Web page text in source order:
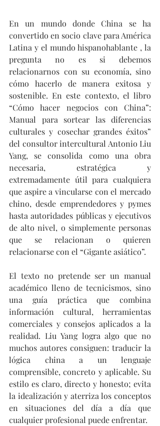
En un mundo donde China se ha
convertido en socio clave para América
Latina y el mundo hispanohablante , la
pregunta no es si debemos
relacionarnos con su economía, sino
cómo hacerlo de manera exitosa y
sostenible. En este contexto, el libro
“Cómo hacer negocios con China”:
Manual para sortear las diferencias
culturales y cosechar grandes éxitos”
del consultor intercultural Antonio Liu
Yang, se consolida como una obra
necesaria, estratégica y
extremadamente útil para cualquiera
que aspire a vincularse con el mercado
chino, desde emprendedores y pymes
hasta autoridades públicas y ejecutivos
de alto nivel, o simplemente personas
que se relacionan o quieren
relacionarse con el “Gigante asiático”.
El texto no pretende ser un manual
académico lleno de tecnicismos, sino
una guía práctica que combina
información cultural, herramientas
comerciales y consejos aplicados a la
realidad. Liu Yang logra algo que no
muchos autores consiguen: traducir la
lógica china a un lenguaje
comprensible, concreto y aplicable. Su
estilo es claro, directo y honesto; evita
la idealización y aterriza los conceptos
en situaciones del día a día que
cualquier profesional puede enfrentar.